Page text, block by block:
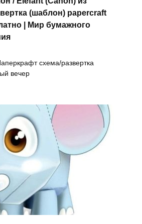
(шаблон) papercraft
| Мир бумажного
схема/развертка
вечер